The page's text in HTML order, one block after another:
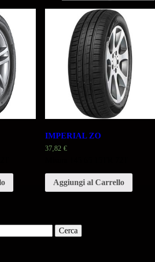
IMPERIAL ZO
37,82 €
Aggiungi al Carrello